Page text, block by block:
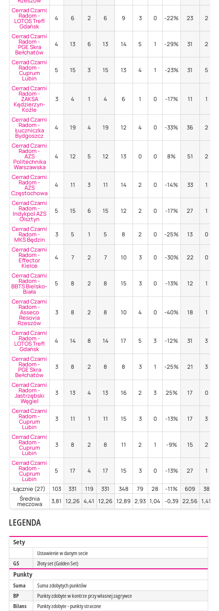
Cerrad Czarni
Radom -
LOTOS Trefl
Gdańsk
4 6 2 6 9 3 0 -22% 23 2
Cerrad Czarni
Radom -
PGE Skra
Bełchatów
4 13 6 13 14 5 1 -29% 31 2
Cerrad Czarni
Radom -
Cuprum
Lubin
5 15 3 15 13 4 1 -23% 31 5
Cerrad Czarni
Radom -
ZAKSA
Kędzierzyn-
Koźle
3 4 1 4 6 1 0 -17% 11 1
Cerrad Czarni
Radom -
Łuczniczka
Bydgoszcz
4 19 4 19 12 4 0 -33% 36 2
Cerrad Czarni
Radom -
AZS
Politechnika
Warszawska
4 12 5 12 13 0 0 8% 51 2
Cerrad Czarni
Radom -
AZS
Częstochowa
4 11 3 11 14 2 0 -14% 33 1
Cerrad Czarni
Radom -
Indykpol AZS
Olsztyn
5 15 6 15 12 2 0 -17% 27 1
Cerrad Czarni
Radom -
MKS Będzin
3 5 1 5 8 2 0 -25% 13 0
Cerrad Czarni
Radom -
Effector
Kielce
4 7 2 7 10 3 0 -30% 22 0
Cerrad Czarni
Radom -
BBTS Bielsko-
Biała
5 8 2 8 15 3 0 -13% 12 1
Cerrad Czarni
Radom -
Asseco
Resovia
Rzeszów
3 8 2 8 10 4 0 -40% 18 1
Cerrad Czarni
Radom -
LOTOS Trefl
Gdańsk
4 14 8 14 17 5 3 -12% 31 3
Cerrad Czarni
Radom -
PGE Skra
Bełchatów
3 8 2 8 8 3 1 -25% 21 3
Cerrad Czarni
Radom -
Jastrzębski
Węgiel
3 13 4 13 16 2 3 25% 17 0
Cerrad Czarni
Radom -
Cuprum
Lubin
3 11 1 11 15 3 0 -13% 17 3
Cerrad Czarni
Radom -
Cuprum
Lubin
3 8 2 8 11 2 1 -9% 15 2
Cerrad Czarni
Radom -
Cuprum
Lubin
5 17 4 17 15 3 0 -13% 27 1
Łącznie (27) 103 331 119 331 348 79 28 -11% 609 38
Średnia
meczowa 3,81 12,26 4,41 12,26 12,89 2,93 1,04 -0,39 22,56 1,41
LEGENDA
Sety
Ustawienie w danym secie
GS
Złoty set (Golden Set)
Punkty
Suma
Suma zdobytych punktów
BP
Punkty zdobyte w kontrze przy własnej zagrywce
Bilans
Punkty zdobyte - punkty stracone